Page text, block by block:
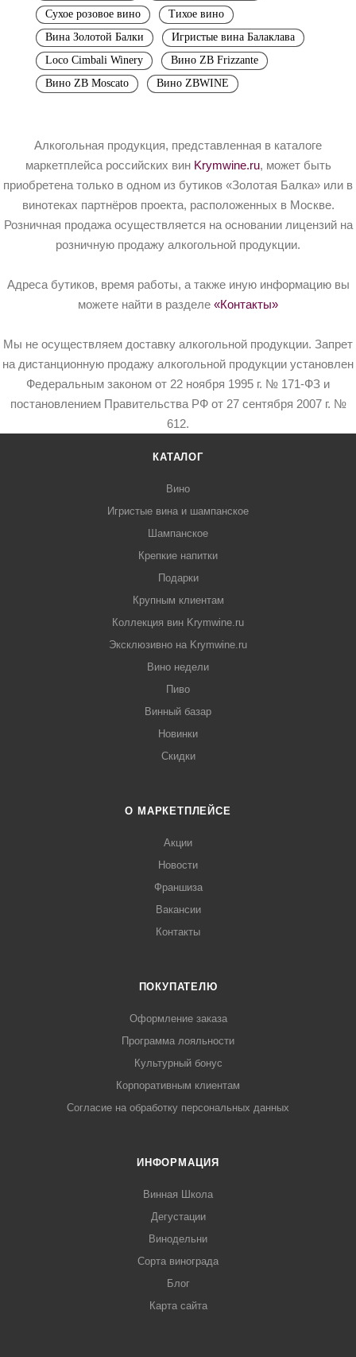
Сухое розовое вино
Тихое вино
Вина Золотой Балки
Игристые вина Балаклава
Loco Cimbali Winery
Вино ZB Frizzante
Вино ZB Moscato
Вино ZBWINE
Алкогольная продукция, представленная в каталоге
маркетплейса российских вин Krymwine.ru, может быть
приобретена только в одном из бутиков «Золотая Балка» или в
винотеках партнёров проекта, расположенных в Москве.
Розничная продажа осуществляется на основании лицензий на
розничную продажу алкогольной продукции.
Адреса бутиков, время работы, а также иную информацию вы
можете найти в разделе «Контакты»
Мы не осуществляем доставку алкогольной продукции. Запрет
на дистанционную продажу алкогольной продукции установлен
Федеральным законом от 22 ноября 1995 г. № 171-ФЗ и
постановлением Правительства РФ от 27 сентября 2007 г. №
612.
КАТАЛОГ
Вино
Игристые вина и шампанское
Шампанское
Крепкие напитки
Подарки
Крупным клиентам
Коллекция вин Krymwine.ru
Эксклюзивно на Krymwine.ru
Вино недели
Пиво
Винный базар
Новинки
Скидки
О МАРКЕТПЛЕЙСЕ
Акции
Новости
Франшиза
Вакансии
Контакты
ПОКУПАТЕЛЮ
Оформление заказа
Программа лояльности
Культурный бонус
Корпоративным клиентам
Согласие на обработку персональных данных
ИНФОРМАЦИЯ
Винная Школа
Дегустации
Винодельни
Сорта винограда
Блог
Карта сайта